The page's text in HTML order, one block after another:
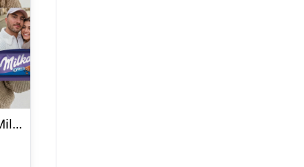
Personlig Mega Milka Chokolade med eget design – 12 plader